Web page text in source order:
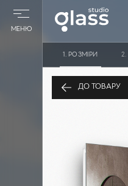
МЕНЮ
ДО ТОВАРУ
PОЗМІРИ